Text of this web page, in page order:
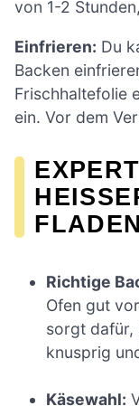
von 1-2
Einfrieren: Du
Backen
Frischhaltefolie
ein. Vor dem
Richtige
Ofen gut
sorgt dafür,
knusprig
Käsewahl: